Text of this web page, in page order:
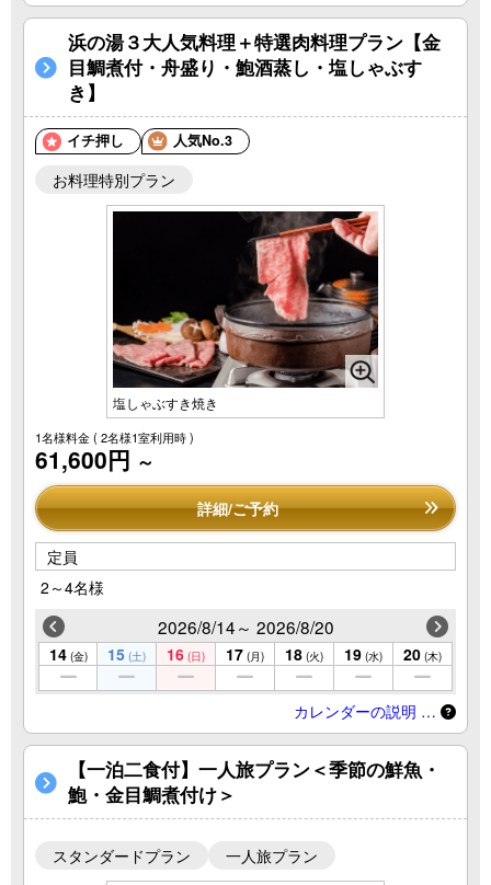
浜の湯３大人気料理＋特選肉料理プラン【金
目鯛煮付・舟盛り・鮑酒蒸し・塩しゃぶす
き】
イチ押し 人気No.3
お料理特別プラン
塩しゃぶすき焼き
1名様料金( 2名様1室利用時 )
61,600円 ～
詳細/ご予約
定員
2～4名様
2026/8/14～ 2026/8/20
14 (金) 15 (土) 16 (日) 17 (月) 18 (火) 19 (水) 20 (木)
カレンダーの説明 …
【一泊二食付】一人旅プラン＜季節の鮮魚・
鮑・金目鯛煮付け＞
スタンダードプラン 一人旅プラン